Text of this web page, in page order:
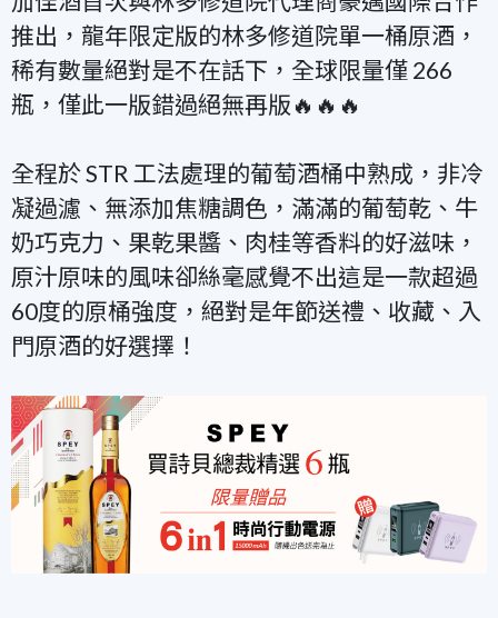
推出，龍年限定版的林多修道院單一桶原酒，
稀有數量絕對是不在話下，全球限量僅 266
瓶，僅此一版錯過絕無再版🔥🔥🔥
全程於 STR 工法處理的葡萄酒桶中熟成，非冷
凝過濾、無添加焦糖調色，滿滿的葡萄乾、牛
奶巧克力、果乾果醬、肉桂等香料的好滋味，
原汁原味的風味卻絲毫感覺不出這是一款超過
60度的原桶強度，絕對是年節送禮、收藏、入
門原酒的好選擇！